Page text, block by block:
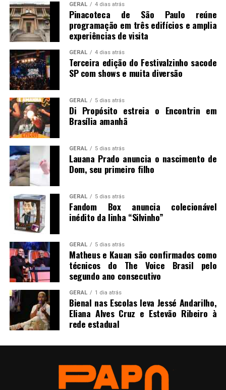
GERAL 4 dias atrás
Pinacoteca de São Paulo reúne
programação em três edifícios e amplia
experiências de visita
GERAL 4 dias atrás
Terceira edição do Festivalzinho sacode
SP com shows e muita diversão
GERAL 5 dias atrás
Di Propósito estreia o Encontrin em
Brasília amanhã
GERAL 5 dias atrás
Lauana Prado anuncia o nascimento de
Dom, seu primeiro filho
GERAL 5 dias atrás
Fandom Box anuncia colecionável
inédito da linha “Silvinho”
GERAL 5 dias atrás
Matheus e Kauan são confirmados como
técnicos do The Voice Brasil pelo
segundo ano consecutivo
GERAL 1 dia atrás
Bienal nas Escolas leva Jessé Andarilho,
Eliana Alves Cruz e Estevão Ribeiro à
rede estadual